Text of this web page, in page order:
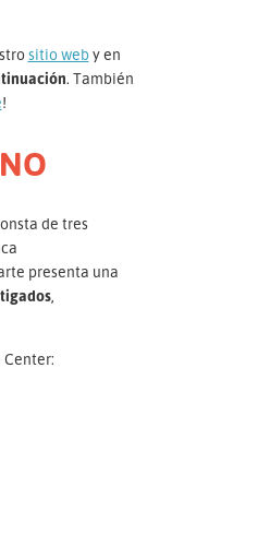
sitio weby en
. También
!
de tres
presenta una
,
Center: